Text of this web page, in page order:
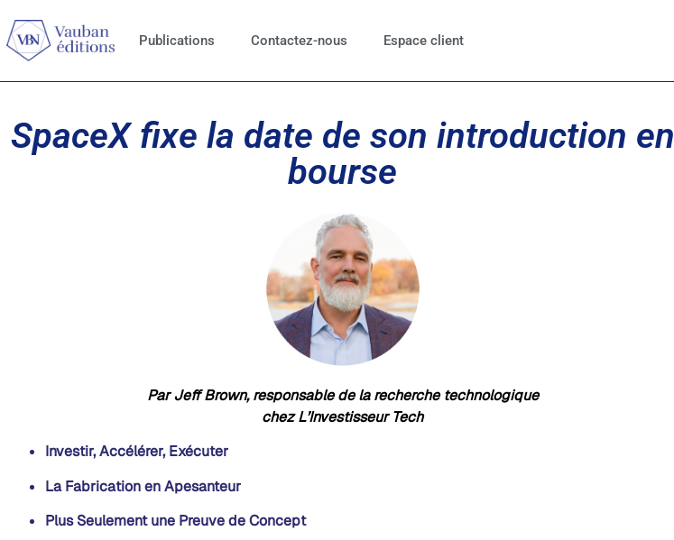
Publications Contactez-nous Espace client
SpaceX fixe la date de son introduction en
bourse
Par Jeff Brown, responsable de la recherche technologique
chez L’Investisseur Tech
Investir, Accélérer, Exécuter
La Fabrication en Apesanteur
Plus Seulement une Preuve de Concept